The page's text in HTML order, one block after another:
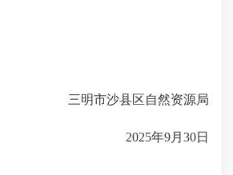
三明市沙县区自然资源局
2025年9月30日